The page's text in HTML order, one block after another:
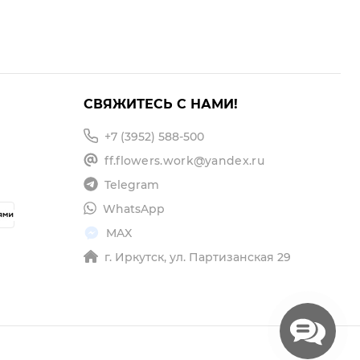
СВЯЖИТЕСЬ С НАМИ!
+7 (3952) 588-500
ff.flowers.work@yandex.ru
Telegram
WhatsApp
MAX
г. Иркутск, ул. Партизанская 29